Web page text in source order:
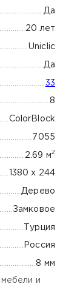
Да
20 лет
Uniclic
Да
33
8
ColorBlock
7055
2.69 м2
1380 х 244
Дерево
Замковое
Турция
Россия
8 мм
и